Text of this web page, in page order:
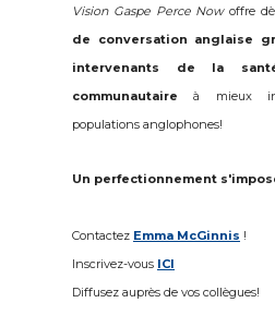
Vision Gaspe Perce Nowoffre
de conversation anglaise
intervenants de la
communautaire à mieux
populations anglophones!
Un perfectionnement
Contactez Emma McGinnis !
Inscrivez-vous ICI
Diffusez auprès de vos collègues!